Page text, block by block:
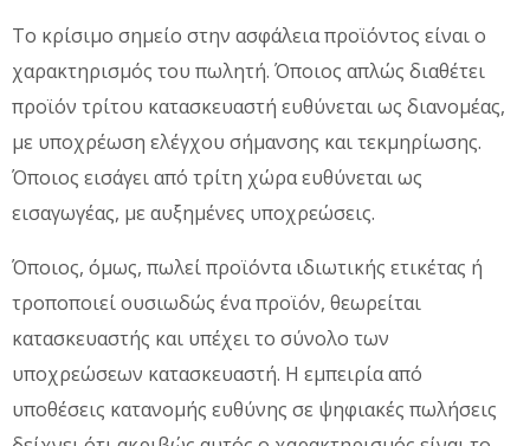
Το κρίσιμο σημείο στην ασφάλεια προϊόντος είναι ο
χαρακτηρισμός του πωλητή. Όποιος απλώς διαθέτει
προϊόν τρίτου κατασκευαστή ευθύνεται ως διανομέας,
με υποχρέωση ελέγχου σήμανσης και τεκμηρίωσης.
Όποιος εισάγει από τρίτη χώρα ευθύνεται ως
εισαγωγέας, με αυξημένες υποχρεώσεις.
Όποιος, όμως, πωλεί προϊόντα ιδιωτικής ετικέτας ή
τροποποιεί ουσιωδώς ένα προϊόν, θεωρείται
κατασκευαστής και υπέχει το σύνολο των
υποχρεώσεων κατασκευαστή. Η εμπειρία από
υποθέσεις κατανομής ευθύνης σε ψηφιακές πωλήσεις